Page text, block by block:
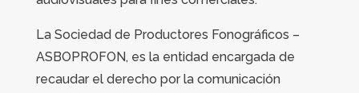
La Sociedad de Productores Fonográficos –
ASBOPROFON, es la entidad encargada de
recaudar el derecho por la comunicación